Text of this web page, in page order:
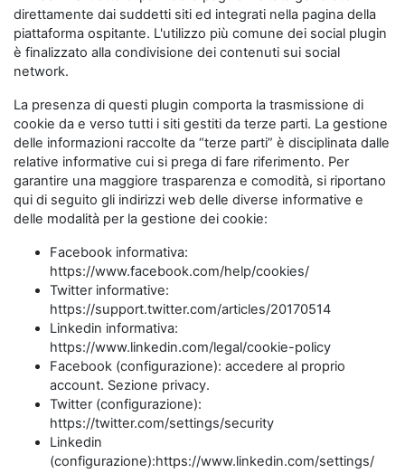
direttamente dai suddetti siti ed integrati nella pagina della
piattaforma ospitante. L'utilizzo più comune dei social plugin
è finalizzato alla condivisione dei contenuti sui social
network.
La presenza di questi plugin comporta la trasmissione di
cookie da e verso tutti i siti gestiti da terze parti. La gestione
delle informazioni raccolte da “terze parti” è disciplinata dalle
relative informative cui si prega di fare riferimento. Per
garantire una maggiore trasparenza e comodità, si riportano
qui di seguito gli indirizzi web delle diverse informative e
delle modalità per la gestione dei cookie:
Facebook informativa:
https://www.facebook.com/help/cookies/
Twitter informative:
https://support.twitter.com/articles/20170514
Linkedin informativa:
https://www.linkedin.com/legal/cookie-policy
Facebook (configurazione): accedere al proprio
account. Sezione privacy.
Twitter (configurazione):
https://twitter.com/settings/security
Linkedin
(configurazione):https://www.linkedin.com/settings/